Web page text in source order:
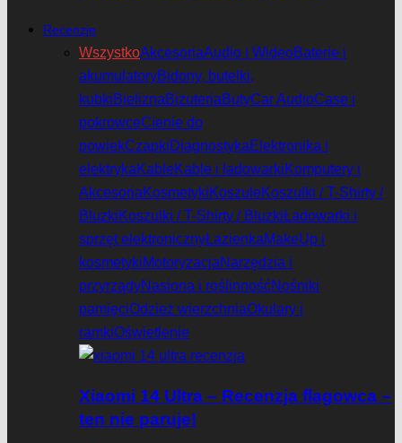
Recenzje
WszystkoAkcesoriaAudio i WideoBaterie i
akumulatoryBidony, butelki,
kubkiBieliznaBiżuteriaButyCar AudioCase i
pokrowceCienie do
powiekCzapkiDiagnostykaElektronika i
elektrykaKableKable i ładowarkiKomputery i
AkcesoriaKosmetykiKoszuleKoszulki / T-Shirty /
BluzkiKoszulki / T-Shirty / BluzkiŁadowarki i
sprzęt elektronicznyŁazienkaMakeUp i
kosmetykiMotoryzacjaNarzędzia i
przyrządyNasiona i roślinnośćNośniki
pamięciOdzież wierzchniaOkulary i
ramkiOświetlenie
Xiaomi 14 Ultra – Recenzja flagowca –
ten nie paruje!